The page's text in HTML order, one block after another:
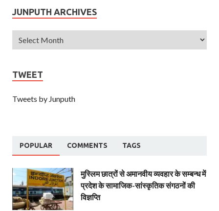
JUNPUTH ARCHIVES
TWEET
Tweets by Junputh
POPULAR COMMENTS TAGS
मुस्लिम छात्रों से अमानवीय व्यवहार के सम्बन्ध में
प्रदेश के सामाजिक-सांस्कृतिक संगठनों की
विज्ञप्ति